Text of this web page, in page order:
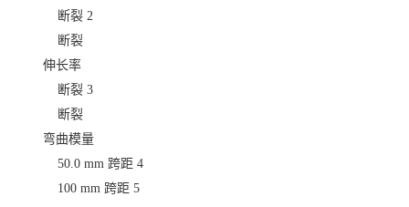
断裂 2
断裂
伸长率
断裂 3
断裂
弯曲模量
50.0 mm 跨距 4
100 mm 跨距 5